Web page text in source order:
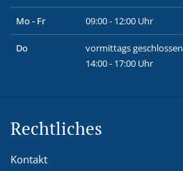
Mo - Fr 09:00 - 12:00 Uhr
Do
vormittags geschlossen
14:00 - 17:00 Uhr
Rechtliches
Kontakt